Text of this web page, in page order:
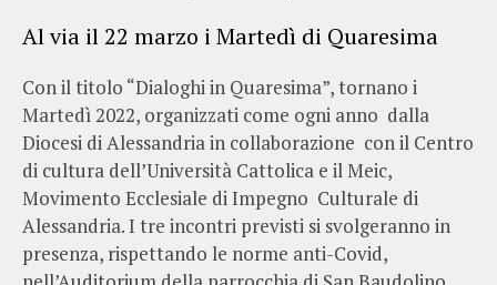
Al via il 22 marzo i Martedì di Quaresima
Con il titolo “Dialoghi in Quaresima”, tornano i
Martedì 2022, organizzati come ogni anno dalla
Diocesi di Alessandria in collaborazione con il Centro
di cultura dell’Università Cattolica e il Meic,
Movimento Ecclesiale di Impegno Culturale di
Alessandria. I tre incontri previsti si svolgeranno in
presenza, rispettando le norme anti-Covid,